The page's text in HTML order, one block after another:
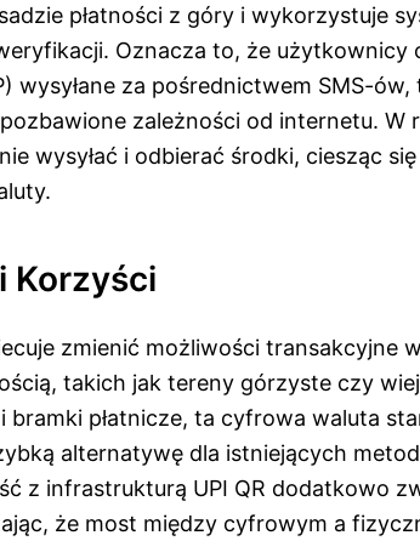
płatności z góry i wykorzystuje
Oznacza to, że użytkownicy
wysyłane za pośrednictwem SMS-
zależności od internetu. W
wysyłać i odbierać środki, ciesząc
Korzyści
zmienić możliwości transakcyjne
takich jak tereny górzyste czy
bramki płatnicze, ta cyfrowa waluta
alternatywę dla istniejących
z infrastrukturą UPI QR dodatkowo
że most między cyfrowym a